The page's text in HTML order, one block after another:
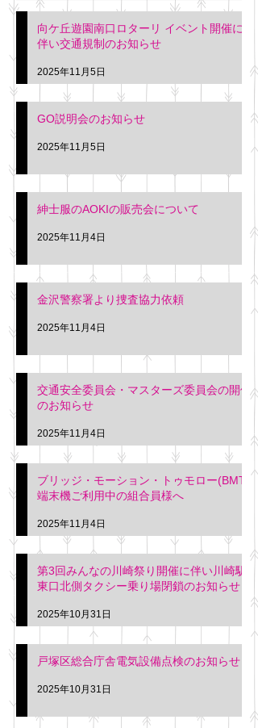
階会議室にてGOの説明会
を行います。 神奈川個人
タクシー協同組合 専務 佐
久間
向ケ丘遊園南口ロターリ イベント開催に
伴い交通規制のお知らせ
2025年11月5日
GO説明会のお知らせ
2025年11月5日
紳士服のAOKIの販売会について
2025年11月4日
金沢警察署より捜査協力依頼
2025年11月4日
交通安全委員会・マスターズ委員会の開催
のお知らせ
2025年11月4日
ブリッジ・モーション・トゥモロー(BMT)
端末機ご利用中の組合員様へ
2025年11月4日
第3回みんなの川崎祭り開催に伴い川崎駅
東口北側タクシー乗り場閉鎖のお知らせ
2025年10月31日
戸塚区総合庁舎電気設備点検のお知らせ
2025年10月31日